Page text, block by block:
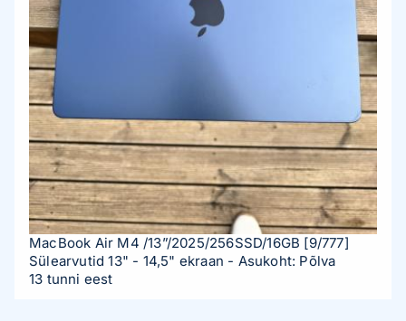
MacBook Air M4 /13”/2025/256SSD/16GB [9/777]
Sülearvutid 13" - 14,5" ekraan - Asukoht: Põlva
13 tunni eest